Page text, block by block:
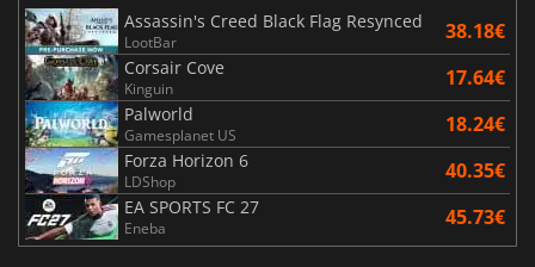
Assassin's Creed Black Flag Resynced
LootBar 38.18€
Corsair Cove
Kinguin 17.64€
Palworld
Gamesplanet US 18.24€
Forza Horizon 6
LDShop 40.35€
EA SPORTS FC 27
Eneba 45.73€